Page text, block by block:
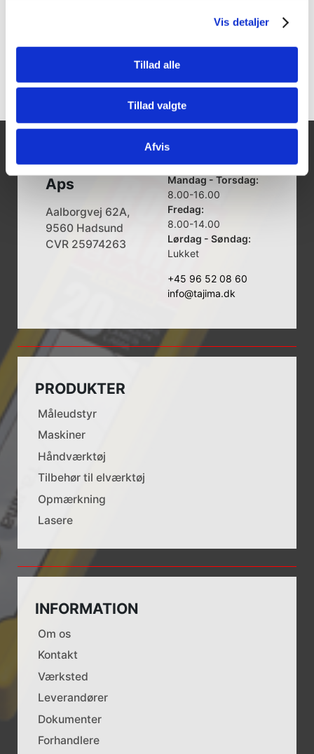
Vis detaljer
Tillad alle
Tillad valgte
Afvis
Tajima Trading
Aps
Aalborgvej 62A,
9560 Hadsund
CVR 25974263
Åbningstider
Mandag - Torsdag:
8.00-16.00
Fredag:
8.00-14.00
Lørdag - Søndag:
Lukket
+45 96 52 08 60
info@tajima.dk
PRODUKTER
Måleudstyr
Maskiner
Håndværktøj
Tilbehør til elværktøj
Opmærkning
Lasere
INFORMATION
Om os
Kontakt
Værksted
Leverandører
Dokumenter
Forhandlere